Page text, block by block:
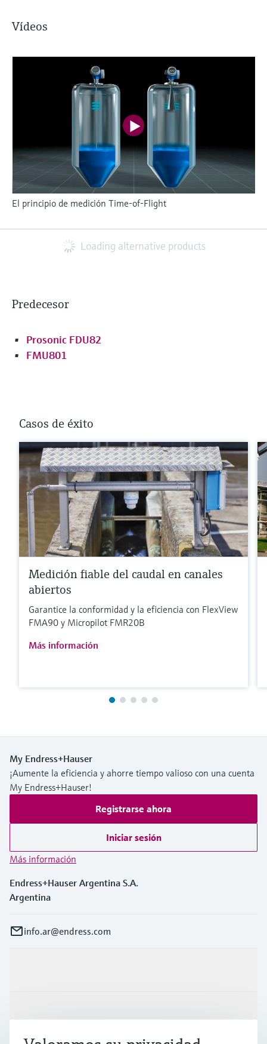
Vídeos
El principio de medición Time-of-Flight
Loading alternative products
Predecesor
Prosonic FDU82
FMU801
Casos de éxito
Medición fiable del caudal en canales
abiertos
Garantice la conformidad y la eficiencia con FlexView
FMA90 y Micropilot FMR20B
Más información
My Endress+Hauser
¡Aumente la eficiencia y ahorre tiempo valioso con una cuenta
My Endress+Hauser!
Registrarse ahora
Iniciar sesión
Más información
Endress+Hauser Argentina S.A.
Argentina
info.ar@endress.com